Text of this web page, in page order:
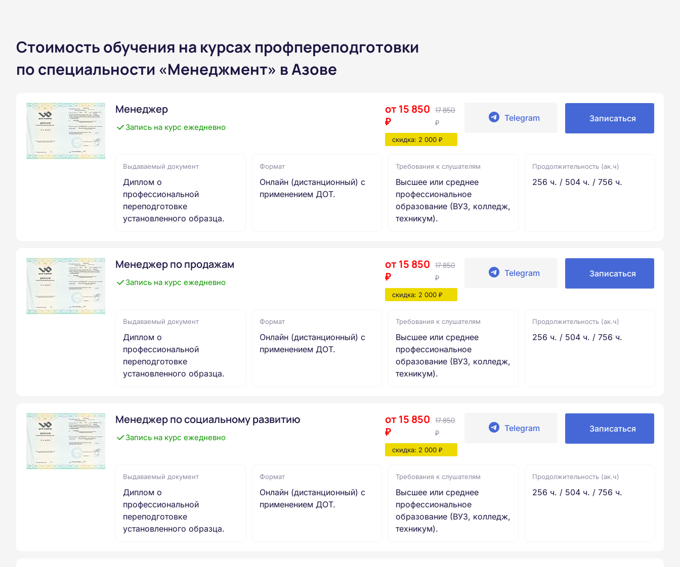
Стоимость обучения на курсах профпереподготовки
по специальности «Менеджмент» в Азове
Менеджер
Запись на курс ежедневно
от 15 850
₽
17 850
₽
скидка: 2 000 ₽
Telegram Записаться
Выдаваемый документ
Диплом о
профессиональной
переподготовке
установленного образца.
Формат
Онлайн (дистанционный) с
применением ДОТ.
Требования к слушателям
Высшее или среднее
профессиональное
образование (ВУЗ, колледж,
техникум).
Продолжительность (ак.ч)
256 ч. / 504 ч. / 756 ч.
Менеджер по продажам
Запись на курс ежедневно
от 15 850
₽
17 850
₽
скидка: 2 000 ₽
Telegram Записаться
Выдаваемый документ
Диплом о
профессиональной
переподготовке
установленного образца.
Формат
Онлайн (дистанционный) с
применением ДОТ.
Требования к слушателям
Высшее или среднее
профессиональное
образование (ВУЗ, колледж,
техникум).
Продолжительность (ак.ч)
256 ч. / 504 ч. / 756 ч.
Менеджер по социальному развитию
Запись на курс ежедневно
от 15 850
₽
17 850
₽
скидка: 2 000 ₽
Telegram Записаться
Выдаваемый документ
Диплом о
профессиональной
переподготовке
установленного образца.
Формат
Онлайн (дистанционный) с
применением ДОТ.
Требования к слушателям
Высшее или среднее
профессиональное
образование (ВУЗ, колледж,
техникум).
Продолжительность (ак.ч)
256 ч. / 504 ч. / 756 ч.